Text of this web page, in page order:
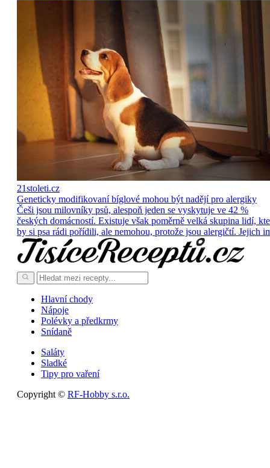
21stoleti.cz
Geneticky modifikovaní bíglové mohou být nadějí pro alergiky
Češi jsou milovníky psů, alespoň jeden se vyskytuje ve 42 %
českých domácností. Existuje však poměrně velká skupina lidí,
by si psa rádi pořídili, ale nemohou, protože jsou alergičtí. Jejich
Hlavní chody
Nápoje
Polévky a předkrmy
Snídaně
Saláty
Sladké
Tipy pro vaření
Copyright © RF-Hobby s.r.o.